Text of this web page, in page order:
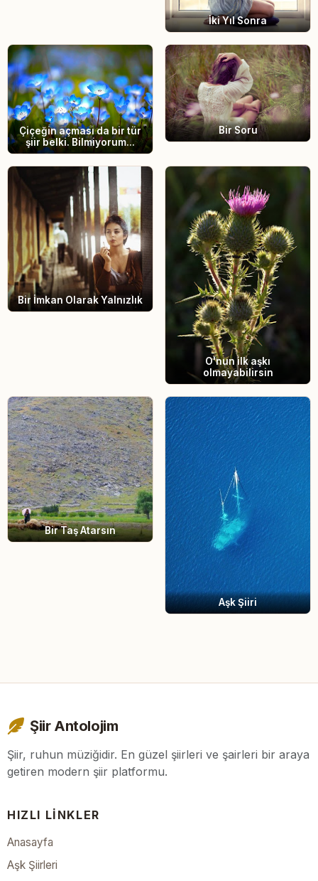
İki Yıl Sonra
Çiçeğin açması da bir tür
şiir belki. Bilmiyorum...
Bir Soru
Bir İmkan Olarak Yalnızlık
O'nun ilk aşkı
olmayabilirsin
Bir Taş Atarsın
Aşk Şiiri
Şiir Antolojim
Şiir, ruhun müziğidir. En güzel şiirleri ve şairleri bir araya
getiren modern şiir platformu.
HIZLI LINKLER
Anasayfa
Aşk Şiirleri